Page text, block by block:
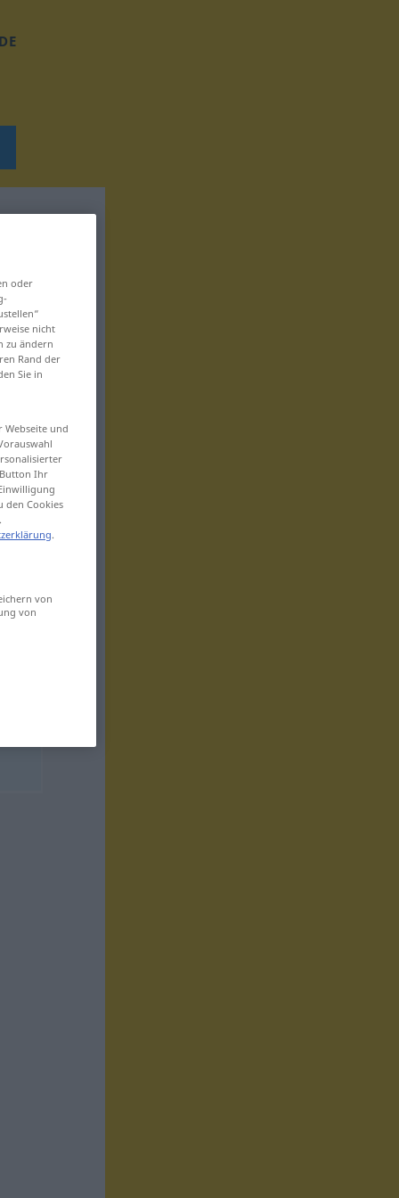
DE
oder
nicht
zu ändern
Rand der
Sie in
und
Ihr
den Cookies
.
von
von